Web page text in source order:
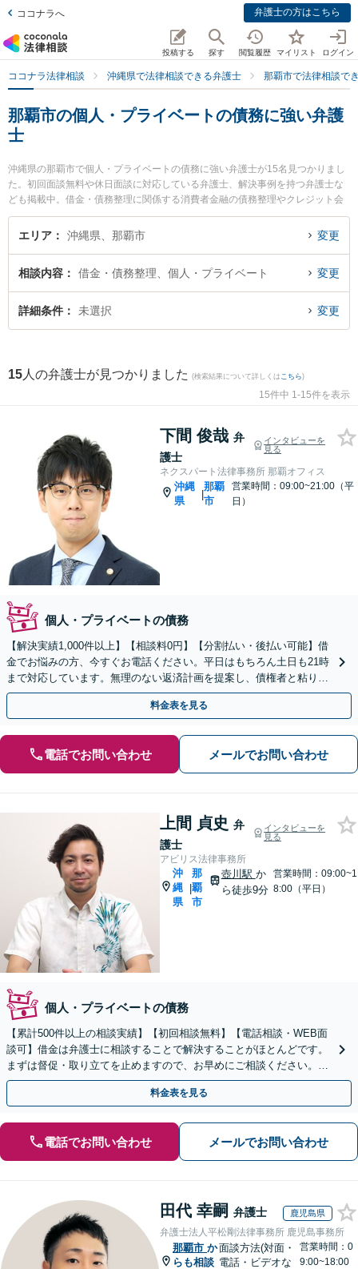
ココナラへ 弁護士の方はこちら
投稿する 探す 閲覧履歴 マイリスト ログイン
ココナラ法律相談 沖縄県で法律相談できる弁護士 那覇市で法律相談で
那覇市の個人・プライベートの債務に強い弁護
士
沖縄県の那覇市で個人・プライベートの債務に強い弁護士が15名見つかりまし
た。初回面談無料や休日面談に対応している弁護士、解決事例を持つ弁護士な
ども掲載中。借金・債務整理に関係する消費者金融の債務整理やクレジット会
社の債務整理、リボ払いの債務整理等の細かな分野での絞り込み検索もでき便
利です。特にネクスパート法律事務所 那覇オフィスの下間 俊哉弁護士やアビリ
夜間に発生した個人・プライベートの債務のトラブルを今すぐに弁護士に相談
したい』『個人・プライベートの債務のトラブル解決の実績豊富な近くの弁護
士を検索したい』『初回相談無料で個人・プライベートの債務を法律相談でき
エリア 沖縄県、那覇市 変更
相談内容 借金・債務整理、個人・プライベート 変更
詳細条件 未選択 変更
15 人の弁護士が見つかりました (検索結果について詳しくは こちら)
15件中 1-15件を表示
下間 俊哉 弁
護士
インタビューを
見る
ネクスパート法律事務所 那覇オフィス
沖縄
県
|
那覇
市
営業時間：09:00~21:00（平
日）
個人・プライベートの債務
【解決実績1,000件以上】【相談料0円】【分割払い・後払い可能】借
金でお悩みの方、今すぐお電話ください。平日はもちろん土日も21時
まで対応しています。無理のない返済計画を提案し、債権者と粘り強
く交渉いたします。
料金表を見る
電話でお問い合わせ メールでお問い合わせ
上間 貞史 弁
護士
インタビューを
見る
アビリス法律事務所
沖
縄
県
|
那
覇
市
壺川駅 か
ら徒歩9分
営業時間：09:00~1
8:00（平日）
個人・プライベートの債務
【累計500件以上の相談実績】【初回相談無料】【電話相談・WEB面
談可】借金は弁護士に相談することで解決することがほとんどです。
まずは督促・取り立てを止めますので、お早めにご相談ください。相
談者さまに合った手続きを提案し、借金を減らします。
料金表を見る
電話でお問い合わせ メールでお問い合わせ
田代 幸嗣 弁護士 鹿児島県
弁護士法人平松剛法律事務所 鹿児島事務所
那覇市 か
らも相談
面談方法(対面・
電話・ビデオな
営業時間：0
9:00~18:00